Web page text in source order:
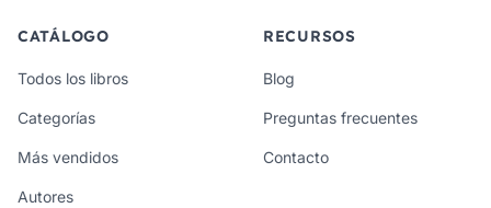
CATÁLOGO
Todos los libros
Categorías
Más vendidos
Autores
RECURSOS
Blog
Preguntas frecuentes
Contacto